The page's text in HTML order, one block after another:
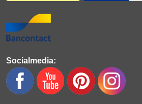
Socialmedia: